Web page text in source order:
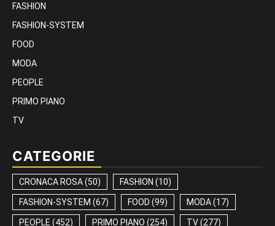
FASHION
FASHION-SYSTEM
FOOD
MODA
PEOPLE
PRIMO PIANO
TV
CATEGORIE
CRONACA ROSA(50) FASHION (10)
FASHION-SYSTEM (67) FOOD (99) MODA(17)
PEOPLE (452) PRIMO PIANO (254) TV(277)